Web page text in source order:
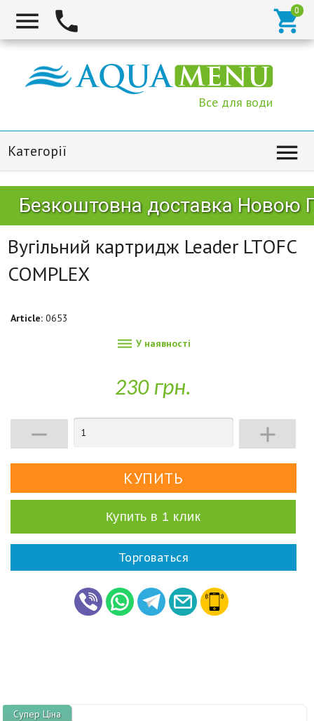
  
Все для води
Категорії 
Безкоштовна доставка Новою
Вугільний картридж Leader LTOFC
COMPLEX
Article: 0653
 У наявності
230 грн.
 
Купить в 1 клик
Торговаться
Супер Ціна